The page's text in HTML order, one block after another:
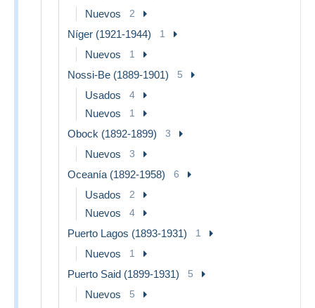
Nuevos 2
Níger (1921-1944) 1
Nuevos 1
Nossi-Be (1889-1901) 5
Usados 4
Nuevos 1
Obock (1892-1899) 3
Nuevos 3
Oceanía (1892-1958) 6
Usados 2
Nuevos 4
Puerto Lagos (1893-1931) 1
Nuevos 1
Puerto Said (1899-1931) 5
Nuevos 5